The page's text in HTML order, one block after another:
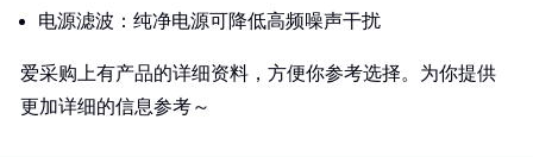
电源滤波：纯净电源可降低高频噪声干扰
爱采购上有产品的详细资料，方便你参考选择。为你提供
更加详细的信息参考～